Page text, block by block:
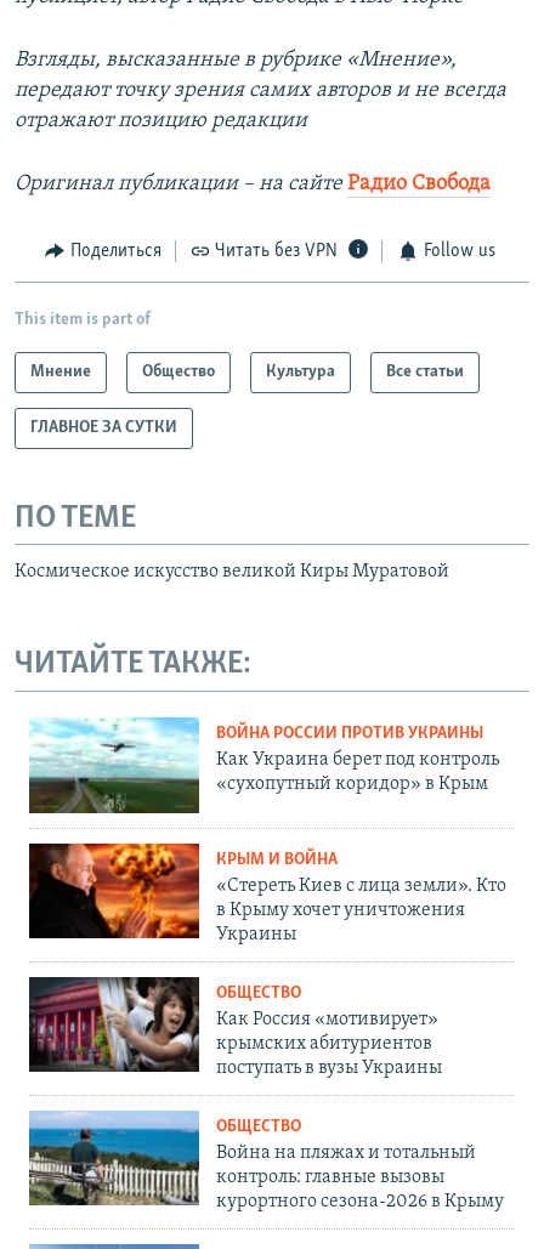
Взгляды, высказанные в рубрике «Мнение»,
передают точку зрения самих авторов и не всегда
отражают позицию редакции
Оригинал публикации – на сайтеРадио Свобода
Поделиться Читать без VPN Follow us
This item is part of
Мнение Общество Культура Все статьи
ГЛАВНОЕ ЗА СУТКИ
ПО ТЕМЕ
Космическое искусство великой Киры Муратовой
ЧИТАЙТЕ ТАКЖЕ:
ВОЙНА РОССИИ ПРОТИВ УКРАИНЫ
Как Украина берет под контроль
«сухопутный коридор» в Крым
КРЫМ И ВОЙНА
«Стереть Киев с лица земли». Кто
в Крыму хочет уничтожения
Украины
ОБЩЕСТВО
Как Россия «мотивирует»
крымских абитуриентов
поступать в вузы Украины
ОБЩЕСТВО
Война на пляжах и тотальный
контроль: главные вызовы
курортного сезона-2026 в Крыму